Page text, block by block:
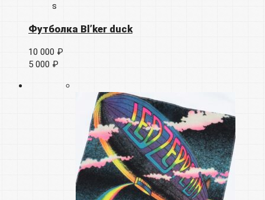
s
Футболка Bl’ker duck
10 000 ₽
5 000 ₽